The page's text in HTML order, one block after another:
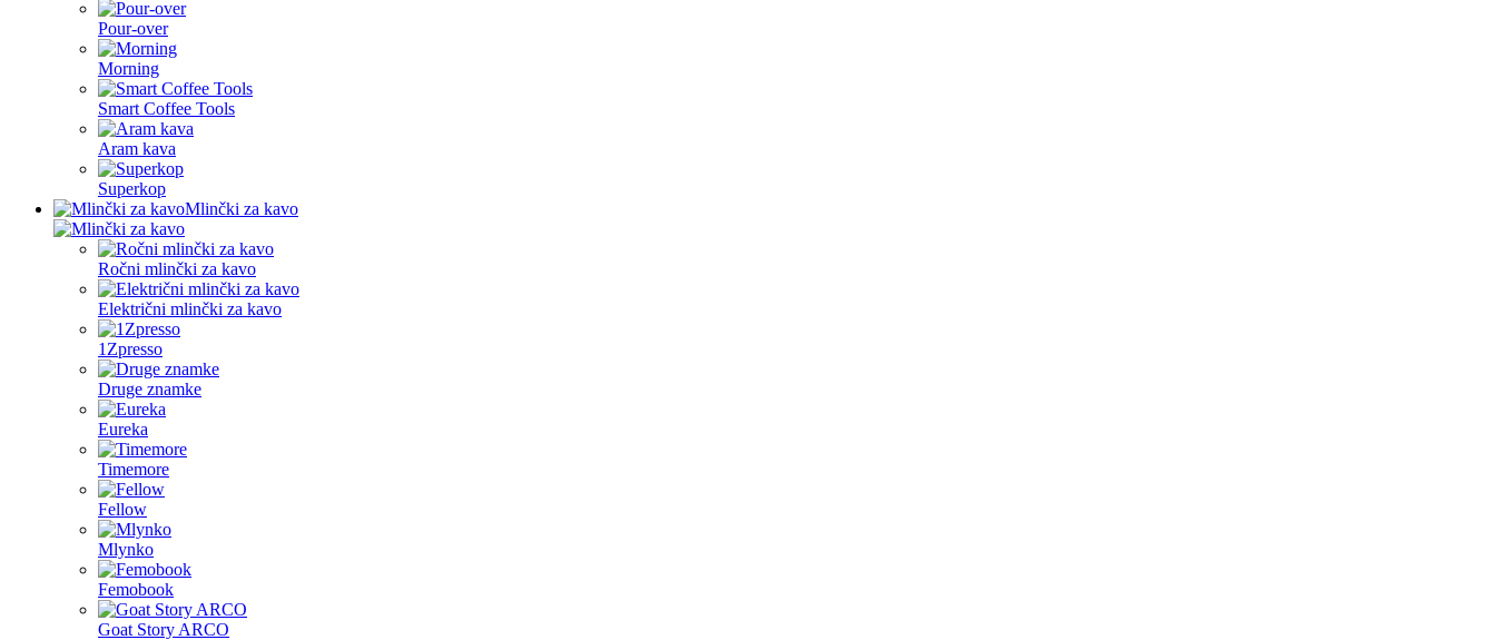
Pour-over
Morning
Smart Coffee Tools
Aram kava
Superkop
Mlinčki za kavo
Ročni mlinčki za kavo
Električni mlinčki za kavo
1Zpresso
Druge znamke
Eureka
Timemore
Fellow
Mlynko
Femobook
Goat Story ARCO